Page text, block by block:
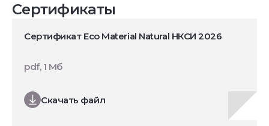
Сертификаты
Сертификат Eco Material Natural НКСИ 2026
Скачать файл
pdf, 1 Мб